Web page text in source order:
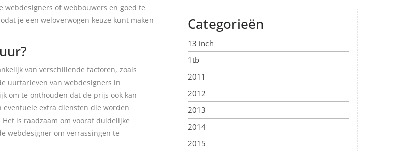
of webbouwers en goed te
je een weloverwogen keuze kunt maken
van verschillende factoren, zoals
uurtarieven van webdesigners in
om te onthouden dat de prijs ook kan
extra diensten die worden
is raadzaam om vooraf duidelijke
webdesigner om verrassingen te
Categorieën
13 inch
1tb
2011
2012
2013
2014
2015